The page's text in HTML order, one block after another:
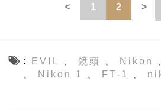
1 2
EVIL 鏡頭 Nikon
Nikon 1 FT-1